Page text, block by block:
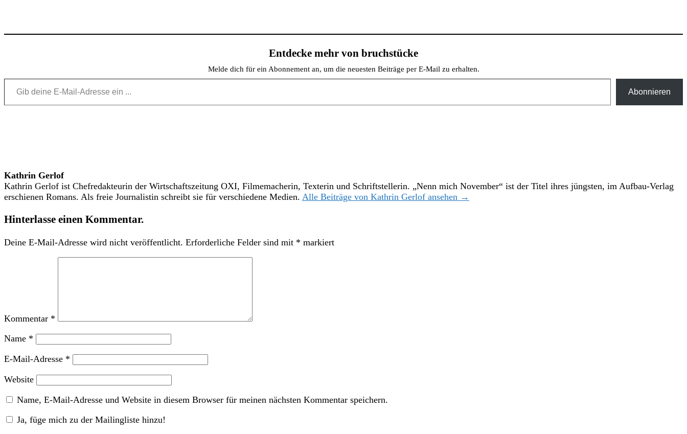
Entdecke mehr von bruchstücke
Melde dich für ein Abonnement an, um die neuesten Beiträge per E-Mail zu erhalten.
Gib deine E-Mail-Adresse ein ...
Abonnieren
Kathrin Gerlof
Kathrin Gerlof ist Chefredakteurin der Wirtschaftszeitung OXI, Filmemacherin, Texterin und Schriftstellerin. „Nenn mich November“ ist der Titel ihres jüngsten, im Aufbau-Verlag
erschienen Romans. Als freie Journalistin schreibt sie für verschiedene Medien. Alle Beiträge von Kathrin Gerlof ansehen →
Hinterlasse einen Kommentar.
Deine E-Mail-Adresse wird nicht veröffentlicht. Erforderliche Felder sind mit * markiert
Kommentar *
Name *
E-Mail-Adresse *
Website
Name, E-Mail-Adresse und Website in diesem Browser für meinen nächsten Kommentar speichern.
Ja, füge mich zu der Mailingliste hinzu!